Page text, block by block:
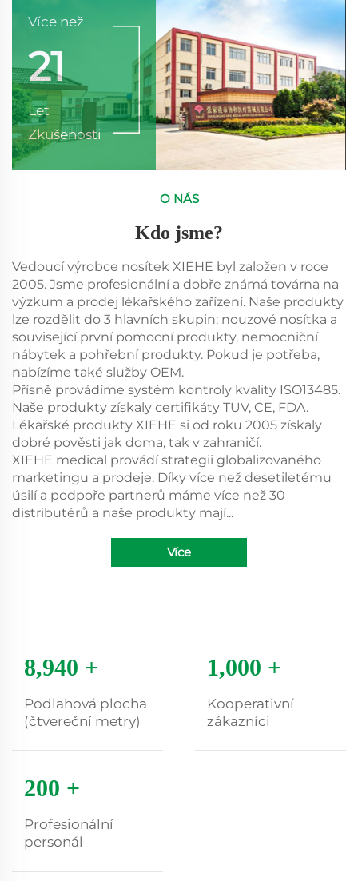
Více než
21
Let
Zkušenosti
O NÁS
Kdo jsme?
Vedoucí výrobce nosítek XIEHE byl založen v roce
2005. Jsme profesionální a dobře známá továrna na
výzkum a prodej lékařského zařízení. Naše produkty
lze rozdělit do 3 hlavních skupin: nouzové nosítka a
související první pomocní produkty, nemocniční
nábytek a pohřební produkty. Pokud je potřeba,
nabízíme také služby OEM.
Přísně provádíme systém kontroly kvality ISO13485.
Naše produkty získaly certifikáty TUV, CE, FDA.
Lékařské produkty XIEHE si od roku 2005 získaly
dobré pověsti jak doma, tak v zahraničí.
XIEHE medical provádí strategii globalizovaného
marketingu a prodeje. Díky více než desetiletému
úsilí a podpoře partnerů máme více než 30
distributérů a naše produkty mají...
Více
8,940 +
Podlahová plocha
(čtvereční metry)
1,000 +
Kooperativní
zákazníci
200 +
Profesionální
personál